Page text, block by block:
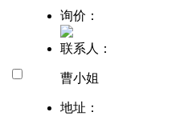
询价：
联系人：
曹小姐
地址：